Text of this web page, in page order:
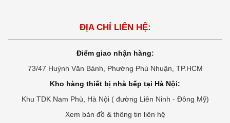
ĐỊA CHỈ LIÊN HỆ:
Điểm giao nhận hàng:
73/47 Huỳnh Văn Bánh, Phường Phú Nhuận, TP.HCM
Kho hàng thiết bị nhà bếp tại Hà Nội:
Khu TDK Nam Phù, Hà Nội ( đường Liên Ninh - Đông Mỹ)
Xem bản đồ & thông tin liên hệ